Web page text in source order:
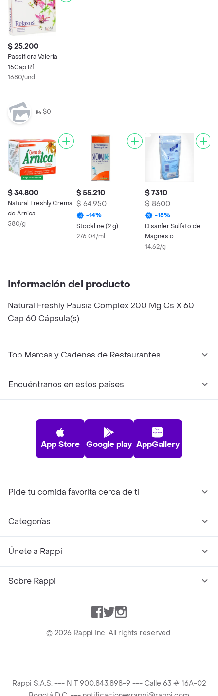
$ 25.200
Passiflora Valeria
15Cap Rf
1680/und
$0
$ 34.800
Natural Freshly Crema
de Árnica
580/g
$ 55.210
$ 64.950
-14%
Stodaline (2 g)
276.04/ml
$ 7310
$ 8600
-15%
Disanfer Sulfato de
Magnesio
14.62/g
Información del producto
Natural Freshly Pausia Complex 200 Mg Cs X 60
Cap 60 Cápsula(s)
Top Marcas y Cadenas de Restaurantes
Encuéntranos en estos países
App Store Google play AppGallery
Pide tu comida favorita cerca de ti
Categorías
Únete a Rappi
Sobre Rappi
Facebook
TwitterInstagram
© 2026 Rappi Inc. All rights reserved.
Rappi S.A.S. --- NIT 900.843.898-9 --- Calle 63 # 16A-02